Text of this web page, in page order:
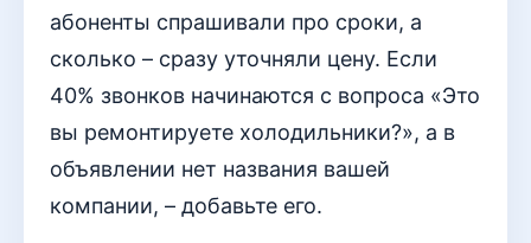
абоненты спрашивали про сроки, а
сколько – сразу уточняли цену. Если
40% звонков начинаются с вопроса «Это
вы ремонтируете холодильники?», а в
объявлении нет названия вашей
компании, – добавьте его.